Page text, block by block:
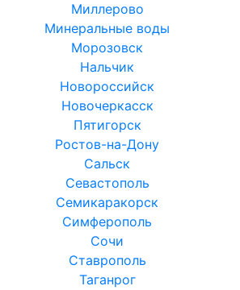
Миллерово
Минеральные воды
Морозовск
Нальчик
Новороссийск
Новочеркасск
Пятигорск
Ростов-на-Дону
Сальск
Севастополь
Семикаракорск
Симферополь
Сочи
Ставрополь
Таганрог